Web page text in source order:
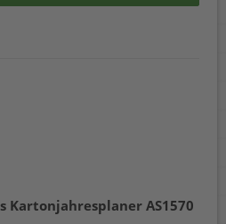
Kartonjahresplaner AS1570